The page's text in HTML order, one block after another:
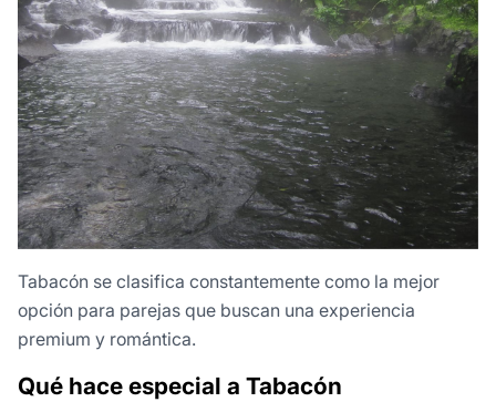
Tabacón se clasifica constantemente como la mejor
opción para parejas que buscan una experiencia
premium y romántica.
Qué hace especial a Tabacón